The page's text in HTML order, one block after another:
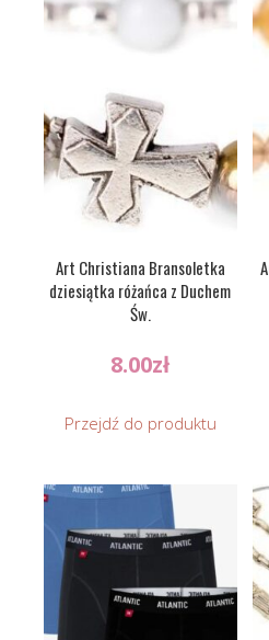
Art Christiana Bransoletka
dziesiątka różańca z Duchem
Św.
8.00zł
Przejdź do produktu